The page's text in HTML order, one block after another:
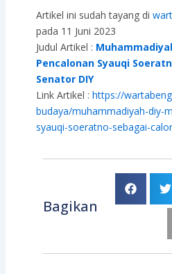
Artikel ini sudah tayang di
pada 11 Juni 2023
Judul Artikel :
Pencalonan Syauqi
Senator DIY
Link Artikel :https://
budaya/muhammadiyah-diy-
syauqi-soeratno-sebagai-
Bagikan